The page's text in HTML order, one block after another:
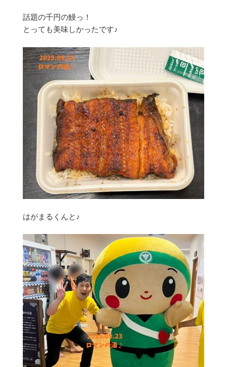
話題の千円の鰻っ！
とっても美味しかったです♪
はがまるくんと♪